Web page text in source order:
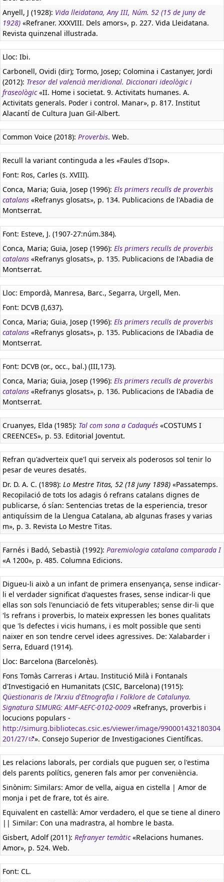
Anyell, J (1928): Vida lleidatana, Any III, Núm. 52 (15 de juny de
1928) «Refraner. XXXVIII. Dels amors», p. 227. Vida Lleidatana.
Revista quinzenal il·lustrada.
Lloc: Ibi.
Carbonell, Ovidi (dir); Tormo, Josep; Colomina i Castanyer, Jordi
(2012): Tresor del valencià meridional. Diccionari ideològic i
fraseològic«II. Home i societat. 9. Activitats humanes. A.
Activitats generals. Poder i control. Manar», p. 817. Institut
Alacantí de Cultura Juan Gil-Albert.
Common Voice (2018): Proverbis. Web.
Recull la variant continguda a les «Faules d'Isop».
Font: Ros, Carles (s. XVIII).
Conca, Maria; Guia, Josep (1996): Els primers reculls de proverbis
catalans «Refranys glosats», p. 134. Publicacions de l'Abadia de
Montserrat.
Font: Esteve, J. (1907-27:núm.384).
Conca, Maria; Guia, Josep (1996): Els primers reculls de proverbis
catalans «Refranys glosats», p. 135. Publicacions de l'Abadia de
Montserrat.
Lloc: Empordà, Manresa, Barc., Segarra, Urgell, Men.
Font: DCVB (I,637).
Conca, Maria; Guia, Josep (1996): Els primers reculls de proverbis
catalans «Refranys glosats», p. 135. Publicacions de l'Abadia de
Montserrat.
Font: DCVB (or., occ., bal.) (III,173).
Conca, Maria; Guia, Josep (1996): Els primers reculls de proverbis
catalans «Refranys glosats», p. 136. Publicacions de l'Abadia de
Montserrat.
Cruanyes, Elda (1985): Tal com sona a Cadaqués «COSTUMS I
CREENCES», p. 53. Editorial Joventut.
Refran qu'adverteix que'l qui serveix als poderosos sol tenir lo
pesar de veures desatés.
Dr. D. A. C. (1898): Lo Mestre Titas, 52 (18 juny 1898) «Passatemps.
Recopilació de tots los adagis ó refrans catalans dignes de
publicarse, ó sían: Sentencias tretas de la esperiencia, tresor
antiquíssim de la Llengua Catalana, ab algunas frases y varias
m», p. 3. Revista Lo Mestre Titas.
Farnés i Badó, Sebastià (1992): Paremiologia catalana comparada I
«A 1200», p. 485. Columna Edicions.
Digueu-li això a un infant de primera ensenyança, sense indicar-
li el verdader significat d'aquestes frases, sense indicar-li que
ellas son sols l'enunciació de fets vituperables; sense dir-li que
'ls refrans i proverbis, lo mateix expressen les bones qualitats
que 'ls defectes i vicis humans, i es molt possible que senti
naixer en son tendre cervel idees agressives. De: Xalabarder i
Serra, Eduard (1914).
Lloc: Barcelona (Barcelonès).
Fons Tomàs Carreras i Artau. Institució Milà i Fontanals
d'Investigació en Humanitats (CSIC, Barcelona) (1915):
Qüestionaris de l'Arxiu d'Etnografia i Folklore de Catalunya.
Signatura SIMURG: AMF-AEFC-0102-0009 «Refranys, proverbis i
locucions populars -
http://simurg.bibliotecas.csic.es/viewer/image/990001432180304
201/27/
». Consejo Superior de Investigaciones Científicas.
Les relacions laborals, per cordials que puguen ser, o l'estima
dels parents polítics, generen fals amor per conveniència.
Sinònim: Similars: Amor de vella, aigua en cistella | Amor de
monja i pet de frare, tot és aire.
Equivalent en castellà: Amor verdadero, el que se tiene al dinero
|| Similar: Con una madrastra, al hombre le basta.
Gisbert, Adolf (2011): Refranyer temàtic«Relacions humanes.
Amor», p. 524. Web.
Font: CL.